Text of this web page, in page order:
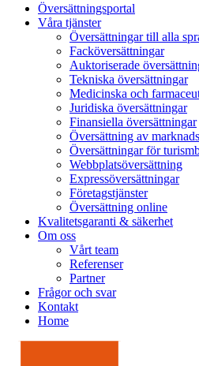
Översättningsportal
Våra tjänster
Översättningar till alla
Facköversättningar
Auktoriserade
Tekniska översättningar
Medicinska och
Juridiska översättningar
Finansiella översättningar
Översättning av
Översättningar för
Webbplatsöversättning
Expressöversättningar
Företagstjänster
Översättning online
Kvalitetsgaranti & säkerhet
Om oss
Vårt team
Referenser
Partner
Frågor och svar
Kontakt
Home